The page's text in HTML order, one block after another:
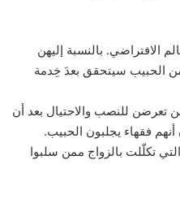
الافتراضي. بالنسبة إليهن
من الحبيب سيتحقق بعدَ خِدمة
تعرضن للنصب والاحتيال بعد أن
فقهاء يجلبون الحبيب.
تكلّلت بالزواج ممن سلبوا